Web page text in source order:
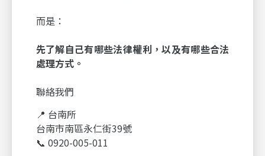
而是：
先了解自己有哪些法律權利，以及有哪些合法
處理方式。
聯絡我們
📍 台南所
台南市南區永仁街39號
📞 0920-005-011